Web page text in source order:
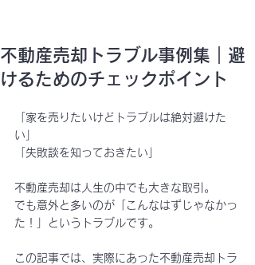
不動産売却トラブル事例集｜避
けるためのチェックポイント
「家を売りたいけどトラブルは絶対避けた
い」
「失敗談を知っておきたい」
不動産売却は人生の中でも大きな取引。
でも意外と多いのが「こんなはずじゃなかっ
た！」というトラブルです。
この記事では、 実際にあった不動産売却トラ